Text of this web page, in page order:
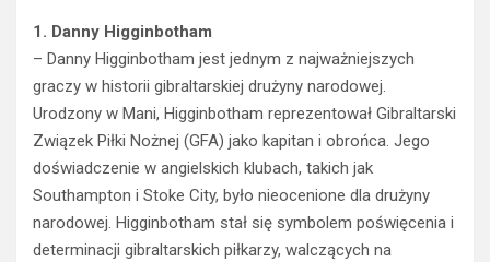
1. Danny Higginbotham
– Danny Higginbotham jest jednym z najważniejszych
graczy w historii gibraltarskiej drużyny narodowej.
Urodzony w Mani, Higginbotham reprezentował Gibraltarski
Związek Piłki Nożnej (GFA) jako kapitan i obrońca. Jego
doświadczenie w angielskich klubach, takich jak
Southampton i Stoke City, było nieocenione dla drużyny
narodowej. Higginbotham stał się symbolem poświęcenia i
determinacji gibraltarskich piłkarzy, walczących na